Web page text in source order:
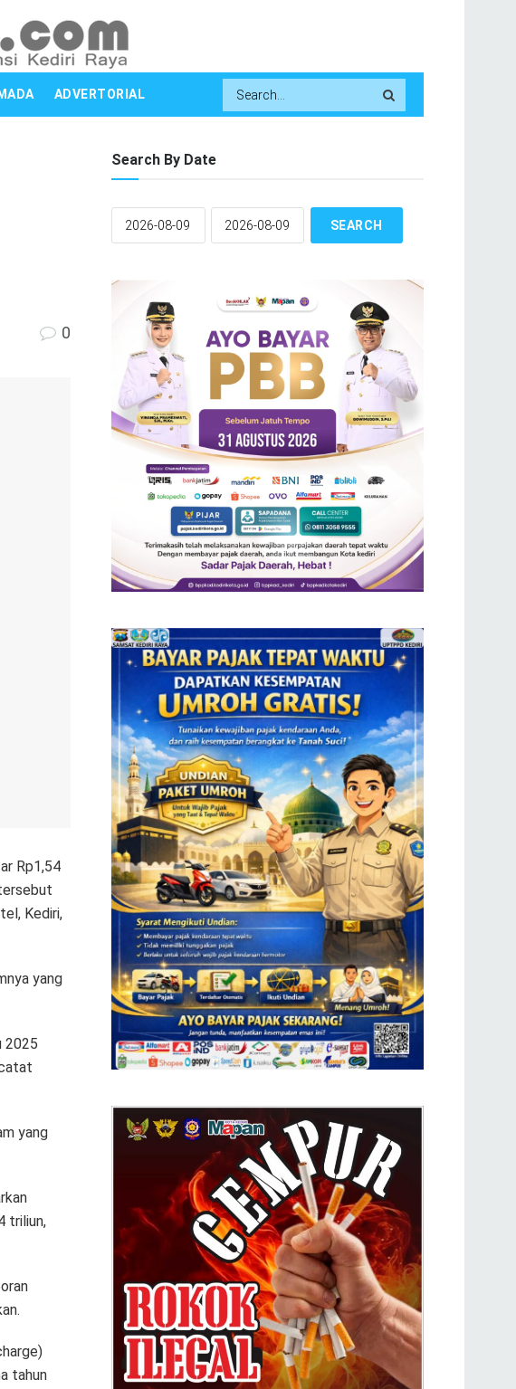
ADVERTORIAL
0
Rp1,54
Kediri,
yang
2025
yang
triliun,
tahun
Search By Date